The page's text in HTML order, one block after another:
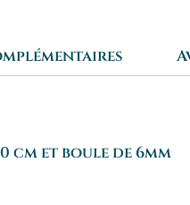
et boule de 6mm